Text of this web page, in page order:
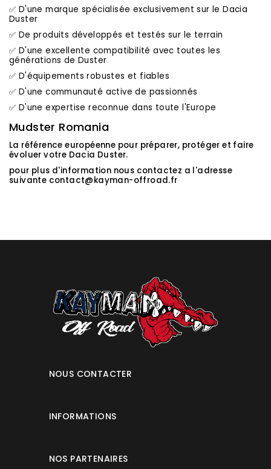
✅ D'une marque spécialisée exclusivement sur le Dacia
Duster
✅ De produits développés et testés sur le terrain
✅ D'une excellente compatibilité avec toutes les
générations de Duster
✅ D'équipements robustes et fiables
✅ D'une communauté active de passionnés
✅ D'une expertise reconnue dans toute l'Europe
Mudster Romania
La référence européenne pour préparer, protéger et faire
évoluer votre Dacia Duster.
pour plus d'information nous contactez a l'adresse
suivante contact@kayman-offroad.fr
NOUS CONTACTER
INFORMATIONS
NOS PARTENAIRES